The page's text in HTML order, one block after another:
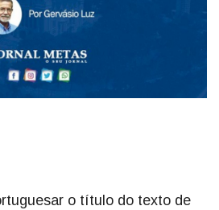
o título do texto de